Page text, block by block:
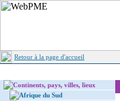
Retour à la page d'accueil
Continents, pays, villes, lieux
Afrique du Sud